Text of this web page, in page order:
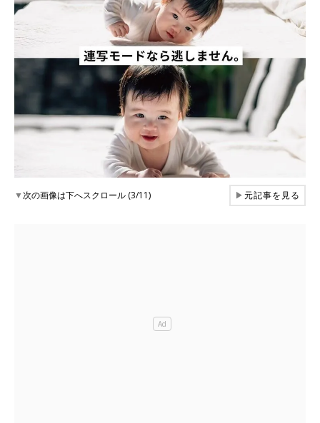
▼次の画像は下へスクロール (3/11) ▶元記事を見る